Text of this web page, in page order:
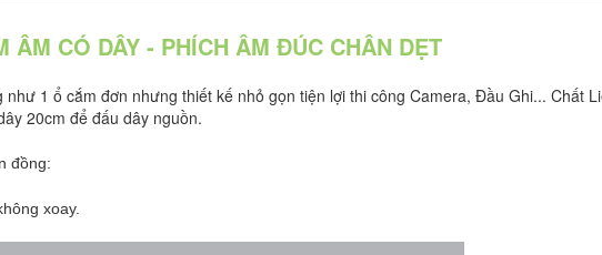
ÂM CÓ DÂY - PHÍCH ÂM ĐÚC CHÂN DẸT
1 ổ cắm đơn nhưng thiết kế nhỏ gọn tiện lợi thi công Camera, Đầu Ghi... Chất
20cm để đấu dây nguồn.
đồng:
xoay.